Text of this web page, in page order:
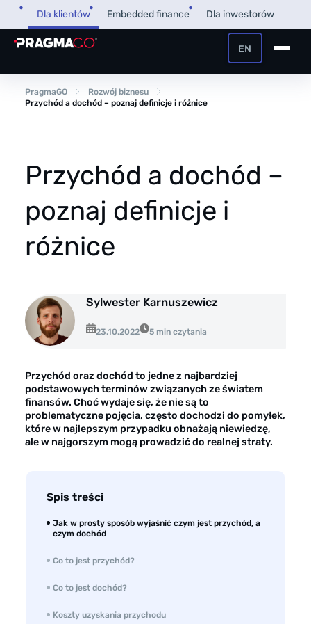
Przejdź
treści
Dla klientów Embedded finance Dla inwestorów
Pożyczka dla firm
PragmaPay
Wiedza
Poradnik
Przegląd Pragmatyczny
Opinie klientów
Case study klientów
Dla mediów
Kontakt
EN
+48 32 450 02 22
PragmaGO
Rozwój biznesu
Przychód a dochód – poznaj definicje i różnice
Przychód a dochód –
poznaj definicje i
różnice
Sylwester Karnuszewicz
23.10.2022 5 min czytania
Przychód oraz dochód to jedne z najbardziej
podstawowych terminów związanych ze światem
finansów. Choć wydaje się, że nie są to
problematyczne pojęcia, często dochodzi do pomyłek,
które w najlepszym przypadku obnażają niewiedzę,
ale w najgorszym mogą prowadzić do realnej straty.
Spis treści
Jak w prosty sposób wyjaśnić czym jest przychód, a
czym dochód
Co to jest przychód?
Co to jest dochód?
Koszty uzyskania przychodu